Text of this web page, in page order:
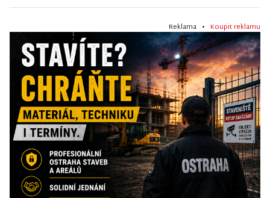
Reklama • Koupit reklamu